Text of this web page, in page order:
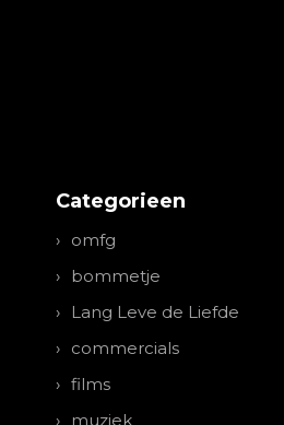
Categorieen
omfg
bommetje
Lang Leve de Liefde
commercials
films
muziek